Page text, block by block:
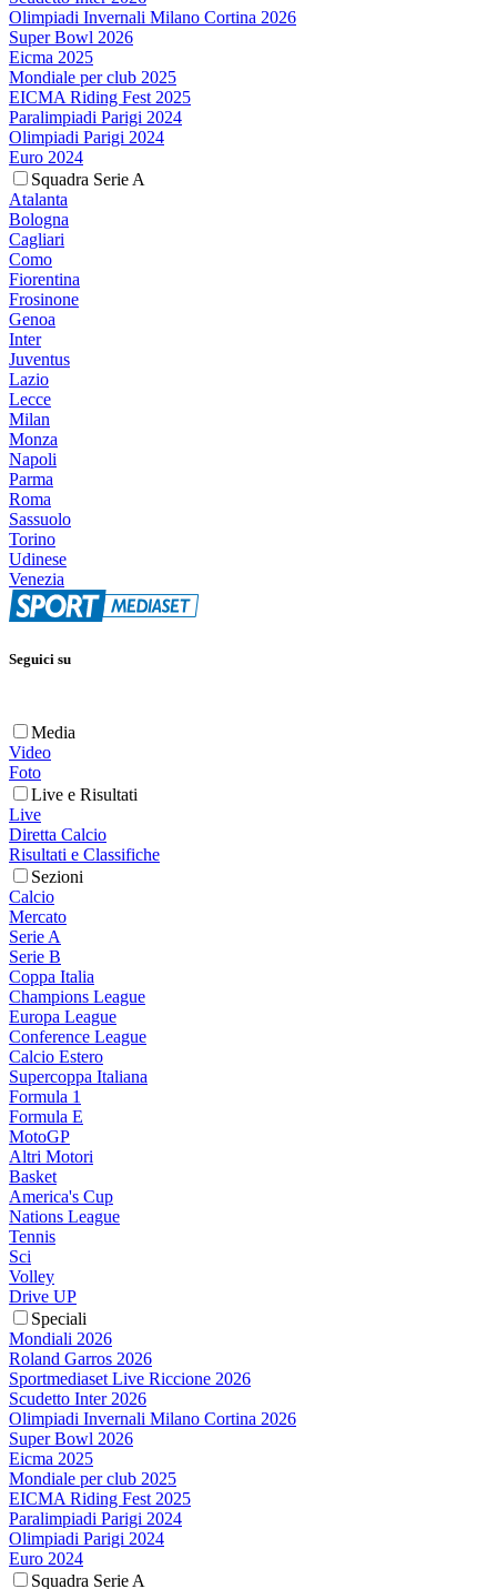
Olimpiadi Invernali Milano Cortina 2026
Super Bowl 2026
Eicma 2025
Mondiale per club 2025
EICMA Riding Fest 2025
Paralimpiadi Parigi 2024
Olimpiadi Parigi 2024
Euro 2024
Squadra Serie A
Atalanta
Bologna
Cagliari
Como
Fiorentina
Frosinone
Genoa
Inter
Juventus
Lazio
Lecce
Milan
Monza
Napoli
Parma
Roma
Sassuolo
Torino
Udinese
Venezia
Seguici su
Media
Video
Foto
Live e Risultati
Live
Diretta Calcio
Risultati e Classifiche
Sezioni
Calcio
Mercato
Serie A
Serie B
Coppa Italia
Champions League
Europa League
Conference League
Calcio Estero
Supercoppa Italiana
Formula 1
Formula E
MotoGP
Altri Motori
Basket
America's Cup
Nations League
Tennis
Sci
Volley
Drive UP
Speciali
Mondiali 2026
Roland Garros 2026
Sportmediaset Live Riccione 2026
Scudetto Inter 2026
Olimpiadi Invernali Milano Cortina 2026
Super Bowl 2026
Eicma 2025
Mondiale per club 2025
EICMA Riding Fest 2025
Paralimpiadi Parigi 2024
Olimpiadi Parigi 2024
Euro 2024
Squadra Serie A